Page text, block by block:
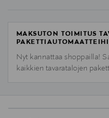
MAKSUTON TOIMITUS
Nyt kannattaa shoppailla!
kaikkien tavaratalojen